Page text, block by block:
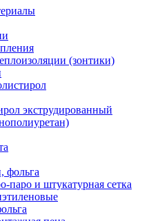
(зонтики)
экструдированный
фольга
паро и штукатурная сетка